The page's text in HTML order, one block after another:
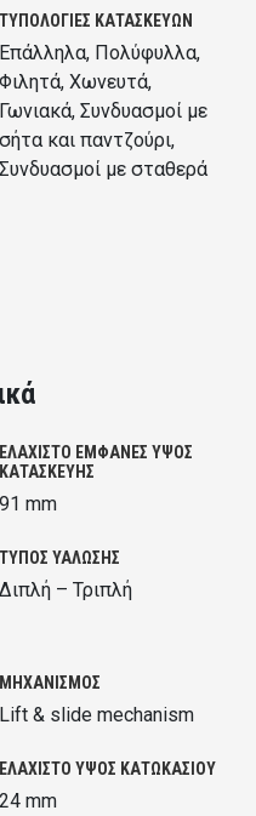
ΤΥΠΟΛΟΓΙΕΣ ΚΑΤΑΣΚΕΥΩΝ
Επάλληλα, Πολύφυλλα,
Φιλητά, Χωνευτά,
Γωνιακά, Συνδυασμοί με
σήτα και παντζούρι,
Συνδυασμοί με σταθερά
ΕΛΑΧΙΣΤΟ ΕΜΦΑΝΕΣ ΥΨΟΣ
ΚΑΤΑΣΚΕΥΗΣ
91 mm
ΤΥΠΟΣ ΥΑΛΩΣΗΣ
Διπλή – Τριπλή
ΜΗΧΑΝΙΣΜΟΣ
Lift & slide mechanism
ΕΛΑΧΙΣΤΟ ΥΨΟΣ ΚΑΤΩΚΑΣΙΟΥ
24 mm